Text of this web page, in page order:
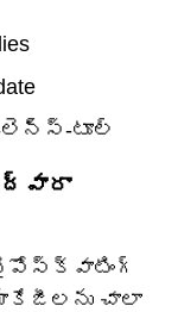
టూల్
చాలా